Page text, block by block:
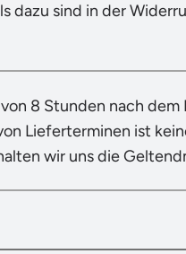
dazu sind in der
8 Stunden nach
Lieferterminen ist
wir uns die